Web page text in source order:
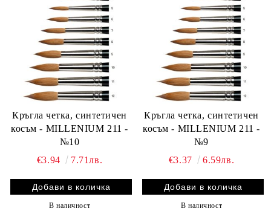
Кръгла четка, синтетичен
косъм - MILLENIUM 211 -
№10
€3.94
7.71лв.
В наличност
Кръгла четка, синтетичен
косъм - MILLENIUM 211 -
№9
€3.37
6.59лв.
В наличност